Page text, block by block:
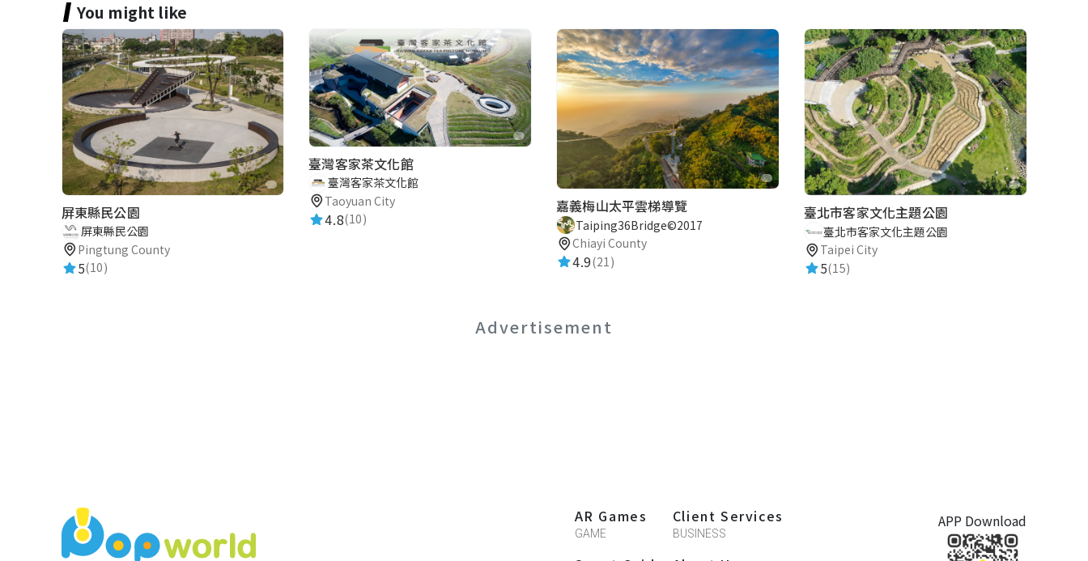
You might like
屏東縣民公園
屏東縣民公園
Pingtung County
5(10)
臺灣客家茶文化館
臺灣客家茶文化館
Taoyuan City
4.8(10)
嘉義梅山太平雲梯導覽
Taiping36Bridge©2017
Chiayi County
4.9(21)
臺北市客家文化主題公園
臺北市客家文化主題公園
Taipei City
5(15)
Advertisement
AR Games
GAME
Client Services
BUSINESS
APP Download